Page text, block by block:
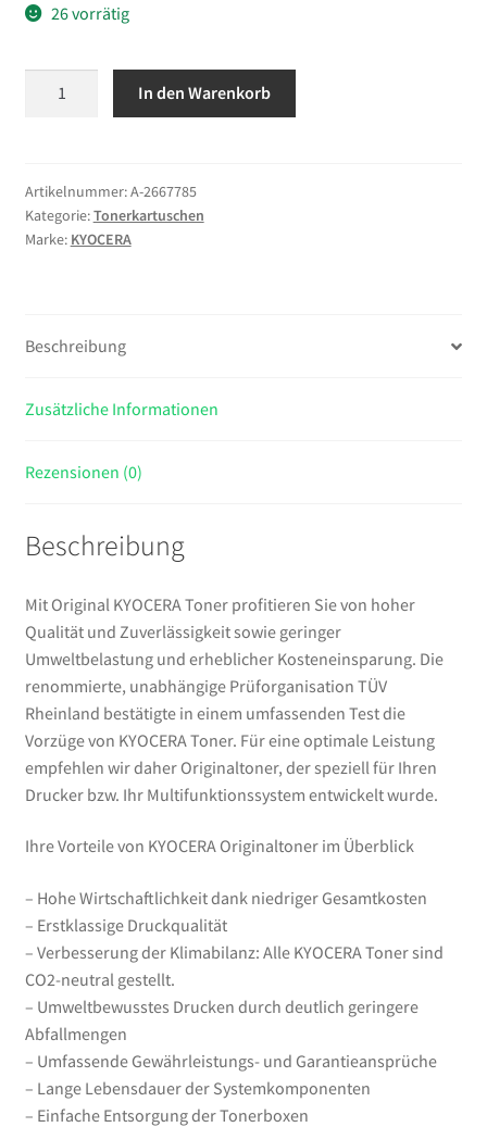
26 vorrätig
1
Stück(e)
Original
In den Warenkorb
Artikelnummer:A-2667785
Kategorie:Tonerkartuschen
Marke: KYOCERA
Beschreibung
Zusätzliche Informationen
Rezensionen (0)
Beschreibung
Mit Original KYOCERA Toner profitieren Sie von hoher
Qualität und Zuverlässigkeit sowie geringer
Umweltbelastung und erheblicher Kosteneinsparung. Die
renommierte, unabhängige Prüforganisation TÜV
Rheinland bestätigte in einem umfassenden Test die
Vorzüge von KYOCERA Toner. Für eine optimale Leistung
empfehlen wir daher Originaltoner, der speziell für Ihren
Drucker bzw. Ihr Multifunktionssystem entwickelt wurde.
Ihre Vorteile von KYOCERA Originaltoner im Überblick
– Hohe Wirtschaftlichkeit dank niedriger Gesamtkosten
– Erstklassige Druckqualität
– Verbesserung der Klimabilanz: Alle KYOCERA Toner sind
CO2-neutral gestellt.
– Umweltbewusstes Drucken durch deutlich geringere
Abfallmengen
– Umfassende Gewährleistungs- und Garantieansprüche
– Lange Lebensdauer der Systemkomponenten
– Einfache Entsorgung der Tonerboxen